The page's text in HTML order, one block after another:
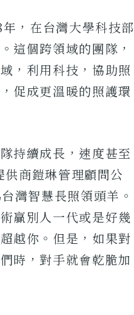
，在台灣大學科技部
這個跨領域的團隊，
，利用科技，協助照
促成更溫暖的照護環
持續成長，速度甚至
商鎧琳管理顧問公
灣智慧長照領頭羊。
贏別人一代或是好幾
越你。但是，如果對
時，對手就會乾脆加